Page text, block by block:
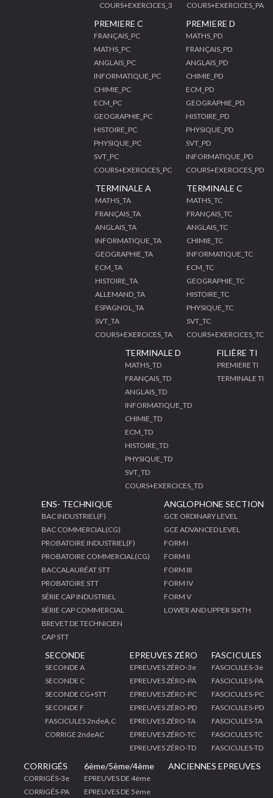
COURS+EXERCICES_3
COURS+EXERCICES_PA
PREMIERE C
FRANÇAIS_PC
MATHS_PC
ANGLAIS_PC
INFORMATIQUE_PC
CHIMIE_PC
ECM_PC
GEOGRAPHIE_PC
HISTOIRE_PC
PHYSIQUE_PC
SVT_PC
COURS+EXERCICES_PC
PREMIERE D
MATHS_PD
FRANÇAIS_PD
ANGLAIS_PD
CHIMIE_PD
ECM_PD
GEOGRAPHIE_PD
HISTOIRE_PD
PHYSIQUE_PD
SVT_PD
INFORMATIQUE_PD
COURS+EXERCICES_PD
TERMINALE A
MATHS_TA
FRANÇAIS_TA
ANGLAIS_TA
INFORMATIQUE_TA
GEOGRAPHIE_TA
ECM_TA
HISTOIRE_TA
ALLEMAND_TA
ESPAGNOL_TA
SVT_TA
COURS+EXERCICES_TA
TERMINALE C
MATHS_TC
FRANÇAIS_TC
ANGLAIS_TC
CHIMIE_TC
INFORMATIQUE_TC
ECM_TC
GEOGRAPHIE_TC
HISTOIRE_TC
PHYSIQUE_TC
SVT_TC
COURS+EXERCICES_TC
TERMINALE D
MATHS_TD
FRANÇAIS_TD
ANGLAIS_TD
INFORMATIQUE_TD
CHIMIE_TD
ECM_TD
HISTOIRE_TD
PHYSIQUE_TD
SVT_TD
COURS+EXERCICES_TD
FILIÈRE TI
PREMIERE TI
TERMINALE TI
ENS- TECHNIQUE
BAC INDUSTRIEL(F)
BAC COMMERCIAL(CG)
PROBATOIRE INDUSTRIEL(F)
PROBATOIRE COMMERCIAL(CG)
BACCALAURÉAT STT
PROBATOIRE STT
SÉRIE CAP INDUSTRIEL
SÉRIE CAP COMMERCIAL
BREVET DE TECHNICIEN
CAP STT
ANGLOPHONE SECTION
GCE ORDINARY LEVEL
GCE ADVANCED LEVEL
FORM I
FORM II
FORM III
FORM IV
FORM V
LOWER AND UPPER SIXTH
SECONDE
SECONDE A
SECONDE C
SECONDE CG+STT
SECONDE F
FASCICULES 2ndeA,C
CORRIGE 2ndeAC
EPREUVES ZÉRO
EPREUVES ZÉRO-3e
EPREUVES ZÉRO-PA
EPREUVES ZÉRO-PC
EPREUVES ZÉRO-PD
EPREUVES ZÉRO-TA
EPREUVES ZÉRO-TC
EPREUVES ZÉRO-TD
FASCICULES
FASCICULES-3e
FASCICULES-PA
FASCICULES-PC
FASCICULES-PD
FASCICULES-TA
FASCICULES-TC
FASCICULES-TD
CORRIGÉS
CORRIGÉS-3e
CORRIGÉS-PA
6ème/5ème/4ème
EPREUVES DE 4ème
EPREUVES DE 5ème
ANCIENNES EPREUVES